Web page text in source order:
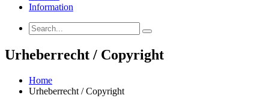
Information
Urheberrecht / Copyright
Home
Urheberrecht / Copyright